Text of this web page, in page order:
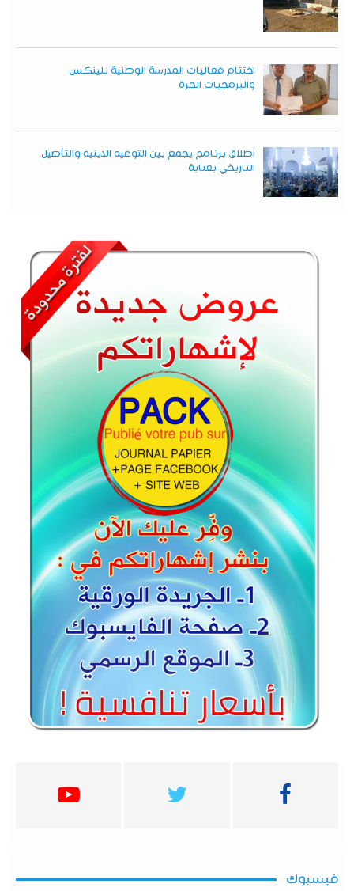
اختتام فعاليات المدرسة الوطنية للينكس
والبرمجيات الحرة
إطلاق برنامج يجمع بين التوعية الدينية والتأصيل
التاريخي بعنابة
فيسبوك